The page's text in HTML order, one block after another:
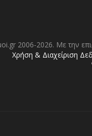
2006-2026. Με την
Χρήση & Διαχείριση